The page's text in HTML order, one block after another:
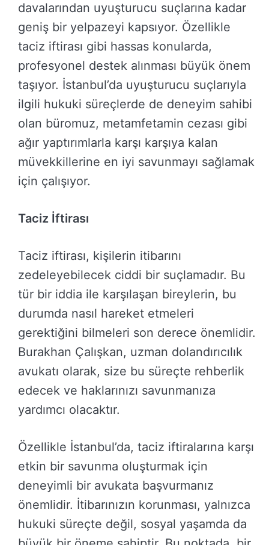
davalarından uyuşturucu suçlarına kadar
geniş bir yelpazeyi kapsıyor. Özellikle
taciz iftirası gibi hassas konularda,
profesyonel destek alınması büyük önem
taşıyor. İstanbul’da uyuşturucu suçlarıyla
ilgili hukuki süreçlerde de deneyim sahibi
olan büromuz, metamfetamin cezası gibi
ağır yaptırımlarla karşı karşıya kalan
müvekkillerine en iyi savunmayı sağlamak
için çalışıyor.
Taciz İftirası
Taciz iftirası, kişilerin itibarını
zedeleyebilecek ciddi bir suçlamadır. Bu
tür bir iddia ile karşılaşan bireylerin, bu
durumda nasıl hareket etmeleri
gerektiğini bilmeleri son derece önemlidir.
Burakhan Çalışkan, uzman dolandırıcılık
avukatı olarak, size bu süreçte rehberlik
edecek ve haklarınızı savunmanıza
yardımcı olacaktır.
Özellikle İstanbul’da, taciz iftiralarına karşı
etkin bir savunma oluşturmak için
deneyimli bir avukata başvurmanız
önemlidir. İtibarınızın korunması, yalnızca
hukuki süreçte değil, sosyal yaşamda da